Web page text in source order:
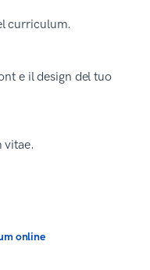
curriculum.
e il design del tuo
vitae.
online